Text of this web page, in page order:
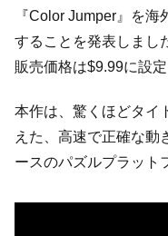
『Color Jumper』を
することを発表しまし
販売価格は$9.99に設定
本作は、驚くほどタイ
えた、高速で正確な動
ースのパズルプラット